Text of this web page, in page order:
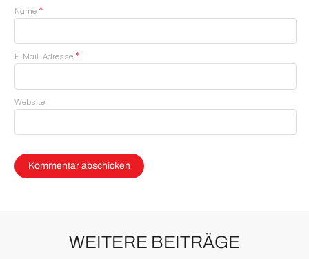
Name *
E-Mail-Adresse *
Website
WEITERE BEITRÄGE